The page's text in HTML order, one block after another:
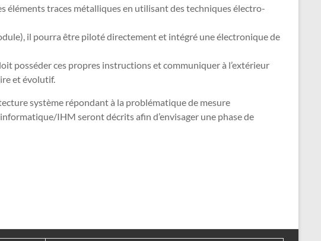
éléments traces métalliques en utilisant des techniques électro-
il pourra être piloté directement et intégré une électronique de
posséder ces propres instructions et communiquer à l’extérieur
et évolutif.
système répondant à la problématique de mesure
IHM seront décrits afin d’envisager une phase de